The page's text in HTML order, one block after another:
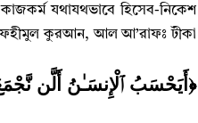
যথাযথভাবে হিসেব-নিকেশ
কুরআন,আল আ’রাফঃ টীকা
﴿أَيَحْسَبُ ٱلْإِنسَـٰنُ أَلَّن